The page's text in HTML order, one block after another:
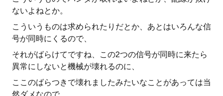
ないよねとか。
こういうものは求められたりだとか、あとはいろんな信
号が同時にくるので、
それがばらけてですね、この2つの信号が同時に来たら
異常にしないと機械が壊れるのに、
ここのばらつきで壊れましたみたいなことがあっては当